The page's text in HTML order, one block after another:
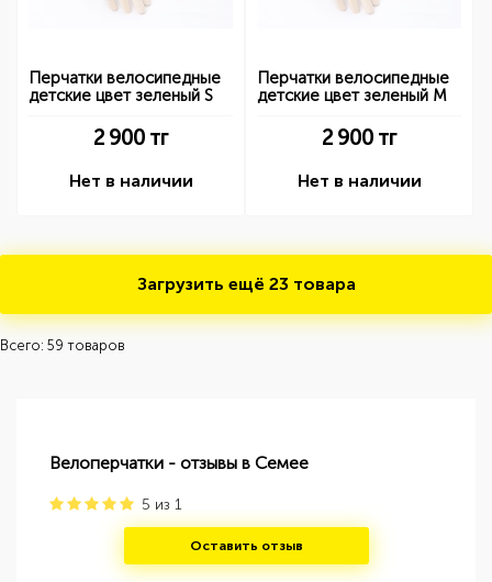
Перчатки велосипедные
детские цвет зеленый S
2 900 тг
Нет в наличии
Перчатки велосипедные
детские цвет зеленый M
2 900 тг
Нет в наличии
Загрузить ещё 23 товара
Всего: 59 товаров
Велоперчатки - отзывы в Семее
5 из 1
Оставить отзыв